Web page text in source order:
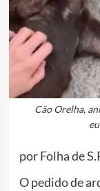
Cão Orelha,
por Folha de
O pedido de